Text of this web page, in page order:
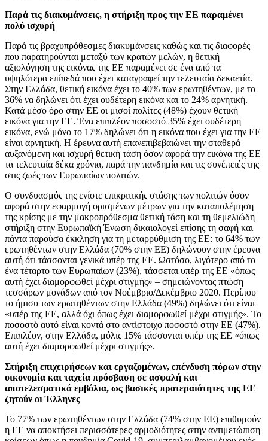
Παρά τις διακυμάνσεις, η στήριξη προς την ΕΕ παραμένει
πολύ ισχυρή
Παρά τις βραχυπρόθεσμες διακυμάνσεις καθώς και τις διαφορές
που παρατηρούνται μεταξύ των κρατών μελών, η θετική
αξιολόγηση της εικόνας της ΕΕ παραμένει σε ένα από τα
υψηλότερα επίπεδά που έχει καταγραφεί την τελευταία δεκαετία.
Στην Ελλάδα, θετική εικόνα έχει το 40% των ερωτηθέντων, με το
36% να δηλώνει ότι έχει ουδέτερη εικόνα και το 24% αρνητική.
Κατά μέσο όρο στην ΕΕ οι μισοί πολίτες (48%) έχουν θετική
εικόνα για την ΕΕ. Ένα επιπλέον ποσοστό 35% έχει ουδέτερη
εικόνα, ενώ μόνο το 17% δηλώνει ότι η εικόνα που έχει για την ΕΕ
είναι αρνητική. Η έρευνα αυτή επανεπιβεβαιώνει την σταθερά
αυξανόμενη και ισχυρή θετική τάση όσον αφορά την εικόνα της ΕΕ
τα τελευταία δέκα χρόνια, παρά την πανδημία και τις συνέπειές της
στις ζωές των Ευρωπαίων πολιτών.
Ο συνδυασμός της ενίοτε επικριτικής στάσης των πολιτών όσον
αφορά στην εφαρμογή ορισμένων μέτρων για την καταπολέμηση
της κρίσης με την μακροπρόθεσμα θετική τάση και τη θεμελιώδη
στήριξη στην Ευρωπαϊκή Ένωση δικαιολογεί επίσης τη σαφή και
πάντα παρούσα έκκληση για τη μεταρρύθμιση της ΕΕ: το 64% των
ερωτηθέντων στην Ελλάδα (70% στην ΕΕ) δηλώνουν στην έρευνα
αυτή ότι τάσσονται γενικά υπέρ της ΕΕ. Ωστόσο, λιγότερο από το
ένα τέταρτο των Ευρωπαίων (23%), τάσσεται υπέρ της ΕΕ «όπως
αυτή έχει διαμορφωθεί μέχρι στιγμής» – σημειώνοντας πτώση
τεσσάρων μονάδων από τον Νοέμβριο/Δεκέμβριο 2020. Περίπου
το ήμισυ των ερωτηθέντων στην Ελλάδα (49%) δηλώνει ότι είναι
«υπέρ της ΕΕ, αλλά όχι όπως έχει διαμορφωθεί μέχρι στιγμής». Το
ποσοστό αυτό είναι κοντά στο αντίστοιχο ποσοστό στην ΕΕ (47%).
Επιπλέον, στην Ελλάδα, μόλις 15% τάσσονται υπέρ της ΕΕ «όπως
αυτή έχει διαμορφωθεί μέχρι στιγμής».
Στήριξη επιχειρήσεων και εργαζομένων, επένδυση πόρων στην
οικονομία και ταχεία πρόσβαση σε ασφαλή και
αποτελεσματικά εμβόλια, ως βασικές προτεραιότητες της ΕΕ
ζητούν οι Έλληνες
Το 77% των ερωτηθέντων στην Ελλάδα (74% στην ΕΕ) επιθυμούν
η ΕΕ να αποκτήσει περισσότερες αρμοδιότητες στην αντιμετώπιση